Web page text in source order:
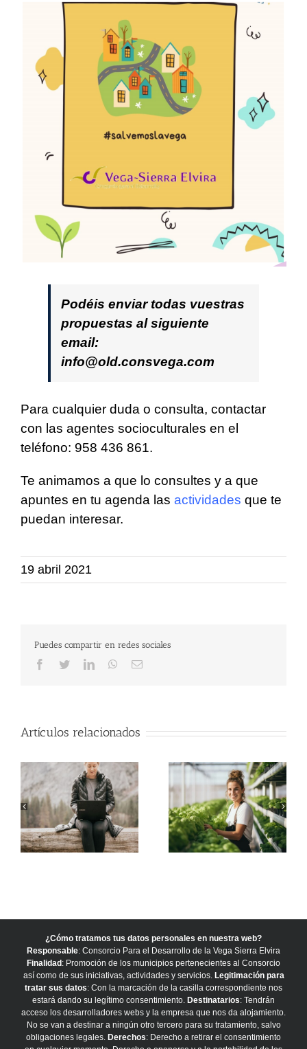
Podéis enviar todas vuestras
propuestas al siguiente
email:
info@old.consvega.com
Para cualquier duda o consulta, contactar
con las agentes socioculturales en el
teléfono: 958 436 861.
Te animamos a que lo consultes y a que
apuntes en tu agenda las actividades que te
puedan interesar.
19 abril 2021
Puedes compartir en redes sociales
Facebook
TwitterLinkedInWhatsApp
Correo
Artículos relacionados
¿Cómo tratamos tus datos personales en nuestra web?
Responsable: Consorcio Para el Desarrollo de la Vega Sierra Elvira
Finalidad : Promoción de los municipios pertenecientes al Consorcio
así como de sus iniciativas, actividades y servicios. Legitimación para
tratar sus datos: Con la marcación de la casilla correspondiente nos
estará dando su legítimo consentimiento. Destinatarios: Tendrán
acceso los desarrolladores webs y la empresa que nos da alojamiento.
No se van a destinar a ningún otro tercero para su tratamiento, salvo
obligaciones legales. Derechos: Derecho a retirar el consentimiento